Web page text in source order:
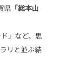
県「総本山
」など、思
リと並ぶ結